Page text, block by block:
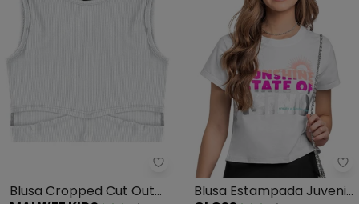
Malwee Kids - Blusa Cropped
Blusa Cropped Cut Out
Blusa Estampada Juvenil